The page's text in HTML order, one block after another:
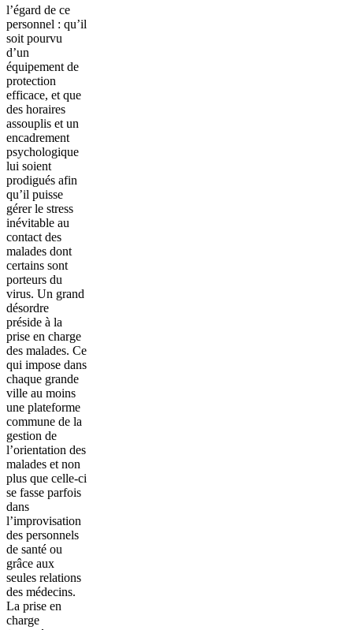
l’égard de ce
personnel : qu’il
soit pourvu
d’un
équipement de
protection
efficace, et que
des horaires
assouplis et un
encadrement
psychologique
lui soient
prodigués afin
qu’il puisse
gérer le stress
inévitable au
contact des
malades dont
certains sont
porteurs du
virus. Un grand
désordre
préside à la
prise en charge
des malades. Ce
qui impose dans
chaque grande
ville au moins
une plateforme
commune de la
gestion de
l’orientation des
malades et non
plus que celle-ci
se fasse parfois
dans
l’improvisation
des personnels
de santé ou
grâce aux
seules relations
des médecins.
La prise en
charge